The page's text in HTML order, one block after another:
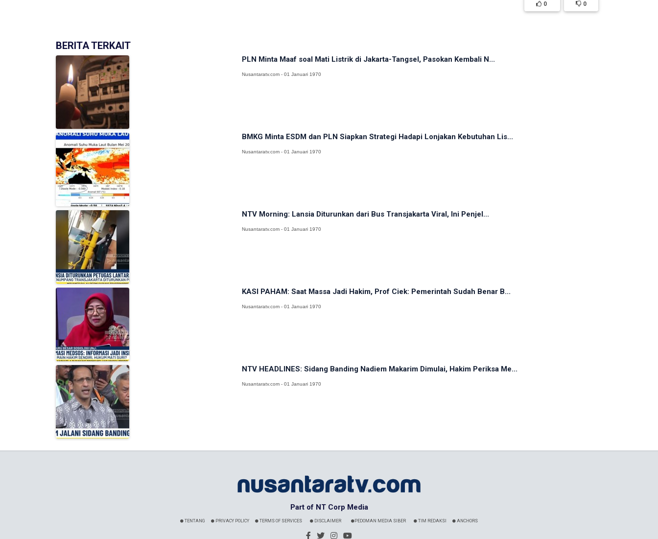
0 0
BERITA TERKAIT
PLN Minta Maaf soal Mati Listrik di Jakarta-Tangsel, Pasokan Kembali N...
Nusantaratv.com - 01 Januari 1970
BMKG Minta ESDM dan PLN Siapkan Strategi Hadapi Lonjakan Kebutuhan Lis...
Nusantaratv.com - 01 Januari 1970
NTV Morning: Lansia Diturunkan dari Bus Transjakarta Viral, Ini Penjel...
Nusantaratv.com - 01 Januari 1970
KASI PAHAM: Saat Massa Jadi Hakim, Prof Ciek: Pemerintah Sudah Benar B...
Nusantaratv.com - 01 Januari 1970
NTV HEADLINES: Sidang Banding Nadiem Makarim Dimulai, Hakim Periksa Me...
Nusantaratv.com - 01 Januari 1970
Part of NT Corp Media
TENTANG PRIVACY POLICY TERMS OF SERVICES DISCLAIMER PEDOMAN MEDIA SIBER TIM REDAKSI ANCHORS